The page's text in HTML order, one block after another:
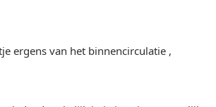
ergens van het binnencirculatie ,